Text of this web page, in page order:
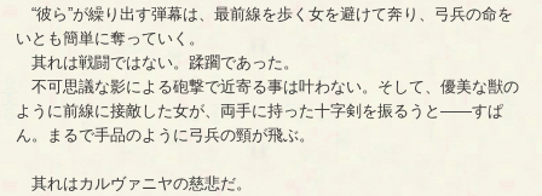
“彼ら”が繰り出す弾幕は、最前線を歩く女を避けて奔り、弓兵の命を
いとも簡単に奪っていく。
其れは戦闘ではない。蹂躙であった。
不可思議な影による砲撃で近寄る事は叶わない。そして、優美な獣の
ように前線に接敵した女が、両手に持った十字剣を振るうと――すぱ
ん。まるで手品のように弓兵の頸が飛ぶ。
其れはカルヴァニヤの慈悲だ。